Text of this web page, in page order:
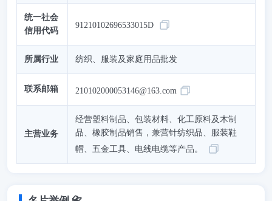
统一社会
信用代码
91210102696533015D
所属行业 纺织、服装及家庭用品批发
联系邮箱 210102000053146@163.com
主营业务
经营塑料制品、包装材料、化工原料及木制
品、橡胶制品销售，兼营针纺织品、服装鞋
帽、五金工具、电线电缆等产品。